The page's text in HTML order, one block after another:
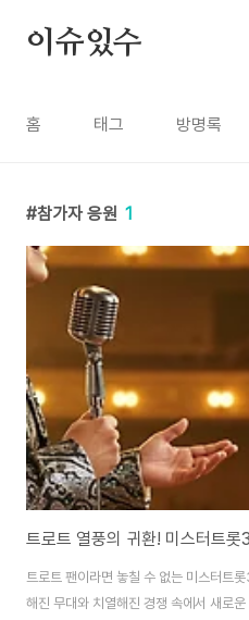
이슈있수
홈 태그 방명록
참가자 응원 1
트로트 열풍의 귀환! 미스터트롯
트로트 팬이라면 놓칠 수 없는 미스터트
해진 무대와 치열해진 경쟁 속에서 새로